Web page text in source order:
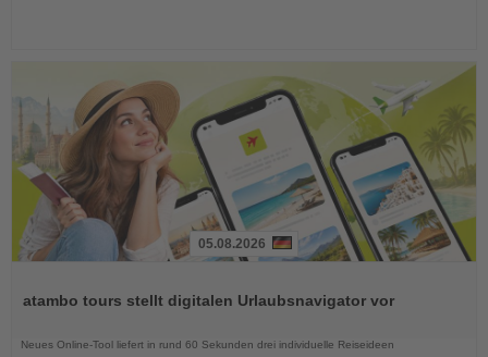
die
05.08.2026
atambo tours stellt digitalen Urlaubsnavigator vor
Neues Online-Tool liefert in rund 60 Sekunden drei individuelle Reiseideen